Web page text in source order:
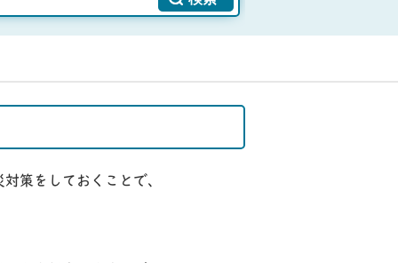
策をしておくことで、